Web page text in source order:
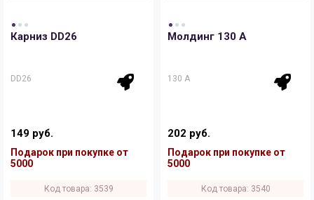
Карниз DD26
DD26
149 руб.
Подарок при покупке от
5000
Код товара: 3539
Молдинг 130 A
130 A
202 руб.
Подарок при покупке от
5000
Код товара: 3540